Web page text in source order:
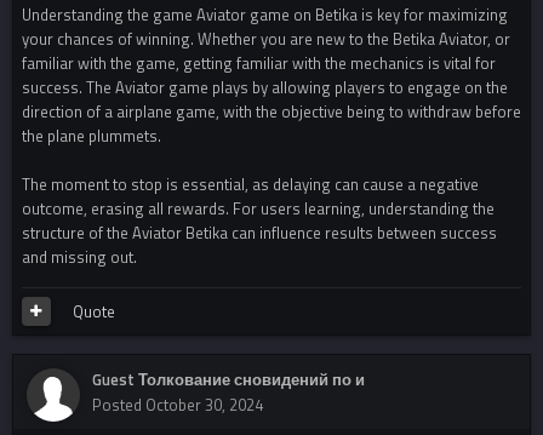
Understanding the game Aviator game on Betika is key for maximizing
your chances of winning. Whether you are new to the Betika Aviator, or
familiar with the game, getting familiar with the mechanics is vital for
success. The Aviator game plays by allowing players to engage on the
direction of a airplane game, with the objective being to withdraw before
the plane plummets.
The moment to stop is essential, as delaying can cause a negative
outcome, erasing all rewards. For users learning, understanding the
structure of the Aviator Betika can influence results between success
and missing out.
Quote
Guest Толкование сновидений по и
Posted October 30, 2024